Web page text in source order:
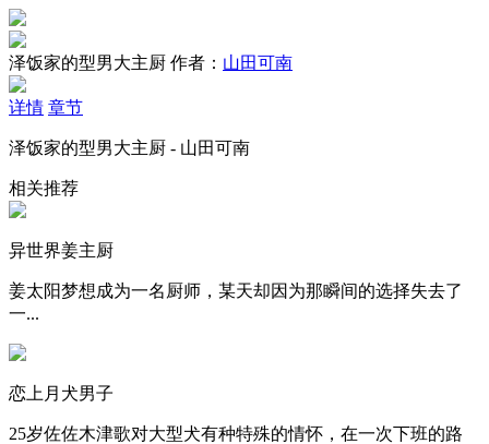
泽饭家的型男大主厨 作者： 山田可南
详情 章节
泽饭家的型男大主厨 - 山田可南
相关推荐
异世界姜主厨
姜太阳梦想成为一名厨师，某天却因为那瞬间的选择失去了
一...
恋上月犬男子
25岁佐佐木津歌对大型犬有种特殊的情怀，在一次下班的路